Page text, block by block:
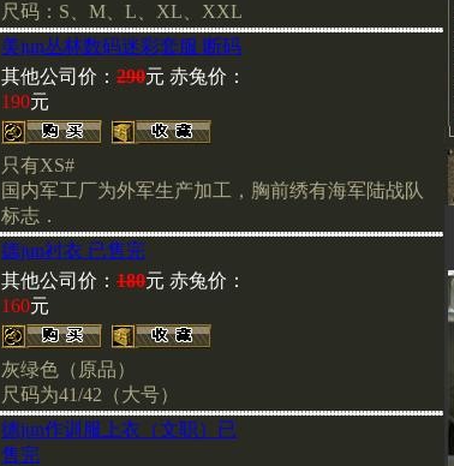
MAGNUM（马格南）特警
最新到货!
尺码：S、M、L、XL、XXL
美jun丛林数码迷彩套服 断码
其他公司价： 290元 赤兔价：
190元
只有XS#
国内军工厂为外军生产加工，胸前绣有海军陆战队
标志．
德jun衬衣 已售完
其他公司价： 180元 赤兔价：
160元
灰绿色（原品）
尺码为41/42（大号）
德jun作训服上衣（文职）已
售完